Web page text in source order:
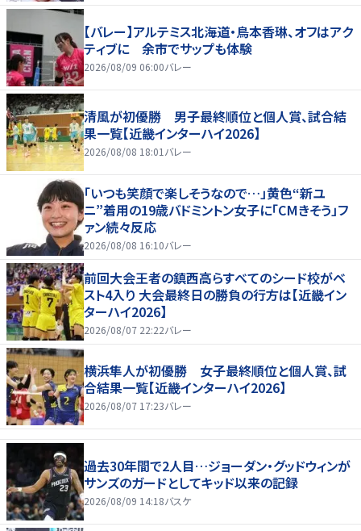
【バレー】アルテミス北海道・鳥本香琳、オフはアク
ティブに 余市でサップも体験
2026/08/09 06:00バレー
清風が初優勝 男子最終順位と個人賞、試合結
果一覧【近畿インターハイ2026】
2026/08/08 18:01 バレー
「いつも笑顔で楽しそうなので…」黄色“新ユ
ニ”着用の19歳バドミントン女子に「CMきそう」フ
ァン続々反応
2026/08/08 16:10バレー
前回大会王者の鎮西高らすべてのシード校がベ
スト4入り 大会最終日の勝負の行方は【近畿イン
ターハイ2026】
2026/08/07 22:22バレー
横浜隼人が初優勝 女子最終順位と個人賞、試
合結果一覧【近畿インターハイ2026】
2026/08/07 17:23バレー
過去30年間で2人目…ジョーダン・グッドウィンが
サンズのガードとしてキッド以来の記録
2026/08/09 14:18バスケ